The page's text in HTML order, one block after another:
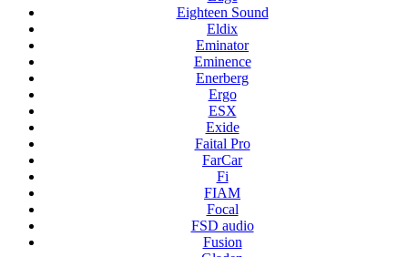
Eighteen Sound
Eldix
Eminator
Eminence
Enerberg
Ergo
ESX
Exide
Faital Pro
FarCar
Fi
FIAM
Focal
FSD audio
Fusion